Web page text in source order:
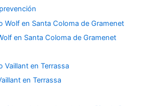
en Santa Coloma de Gramenet
en Terrassa